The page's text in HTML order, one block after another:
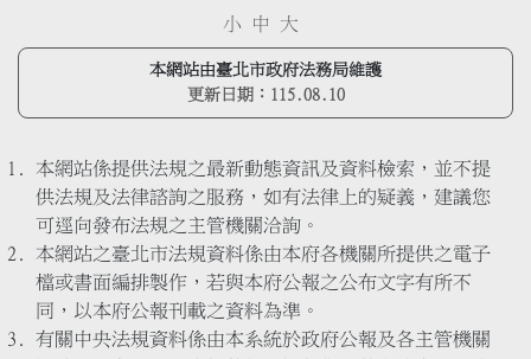
小 中 大
本網站由臺北市政府法務局維護
更新日期： 115.08.10
本網站係提供法規之最新動態資訊及資料檢索，並不提
供法規及法律諮詢之服務，如有法律上的疑義，建議您
可逕向發布法規之主管機關洽詢。
本網站之臺北市法規資料係由本府各機關所提供之電子
檔或書面編排製作，若與本府公報之公布文字有所不
同，以本府公報刊載之資料為準。
有關中央法規資料係由本系統於政府公報及各主管機關